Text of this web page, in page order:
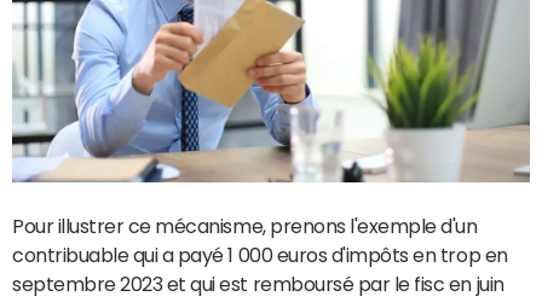
Pour illustrer ce mécanisme, prenons l'exemple d'un
contribuable qui a payé 1 000 euros d'impôts en trop en
septembre 2023 et qui est remboursé par le fisc en juin